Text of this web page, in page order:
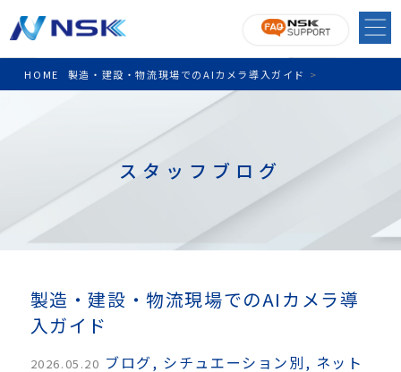
HOME >
製造・建設・物流現場でのAIカメラ導入ガイド
スタッフブログ
製造・建設・物流現場でのAIカメラ導
入ガイド
2026.05.20 ブログ, シチュエーション別, ネット